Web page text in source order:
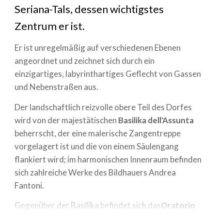
Seriana-Tals, dessen wichtigstes
Zentrum er ist.
Er ist unregelmäßig auf verschiedenen Ebenen
angeordnet und zeichnet sich durch ein
einzigartiges, labyrinthartiges Geflecht von Gassen
und Nebenstraßen aus.
Der landschaftlich reizvolle obere Teil des Dorfes
wird von der majestätischen Basilika dell'Assunta
beherrscht, der eine malerische Zangentreppe
vorgelagert ist und die von einem Säulengang
flankiert wird; im harmonischen Innenraum befinden
sich zahlreiche Werke des Bildhauers Andrea
Fantoni.
Gegenüber der Basilika befindet sich dasOratorio